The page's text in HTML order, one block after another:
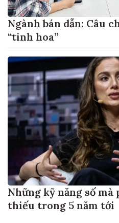
Ngành bán dẫn: Câu
“tinh hoa”
Những kỹ năng số
thiếu trong 5 năm tới